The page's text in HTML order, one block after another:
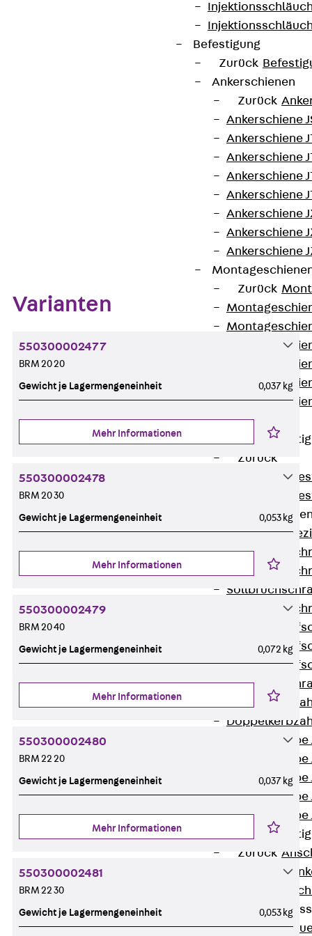
Befestigung
Zurück
Ankerschienen
Zurück
Ankerschiene
Ankerschiene
Ankerschiene
Ankerschiene
Ankerschiene
Ankerschiene
Ankerschiene
Ankerschiene
Zurück
gelocht
Zurück
Zurück
Zahnschraube
Zahnschraube
Zahnschraube
Zahnschraube
Zahnschraube
Zurück
Zurück
Gewicht je
Lagermengeneinheit
0,053 kg
Varianten
550300002477
BRM 20 20
Gewicht je Lagermengeneinheit 0,037 kg
Mehr Informationen
550300002478
BRM 20 30
Gewicht je Lagermengeneinheit 0,053 kg
Mehr Informationen
550300002479
BRM 20 40
Gewicht je Lagermengeneinheit 0,072 kg
Mehr Informationen
550300002480
BRM 22 20
Gewicht je Lagermengeneinheit 0,037 kg
Mehr Informationen
550300002481
BRM 22 30
Gewicht je Lagermengeneinheit 0,053 kg